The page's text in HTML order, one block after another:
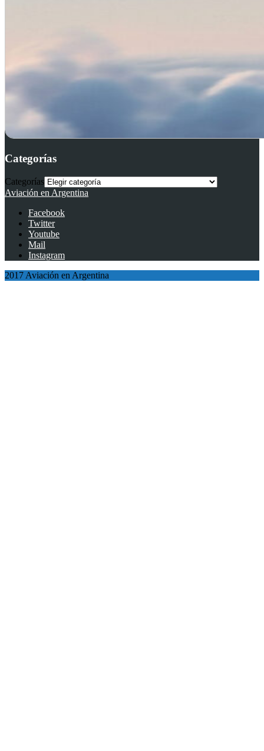
Categorías
Categorías
Aviación en Argentina
Facebook
Twitter
Youtube
Mail
Instagram
2017 Aviación en Argentina